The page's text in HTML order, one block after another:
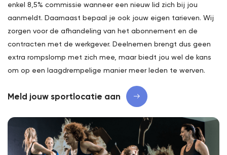
enkel 8,5% commissie wanneer een nieuw lid zich bij jou
aanmeldt. Daarnaast bepaal je ook jouw eigen tarieven. Wij
zorgen voor de afhandeling van het abonnement en de
contracten met de werkgever. Deelnemen brengt dus geen
extra rompslomp met zich mee, maar biedt jou wel de kans
om op een laagdrempelige manier meer leden te werven.
Meld jouw sportlocatie aan